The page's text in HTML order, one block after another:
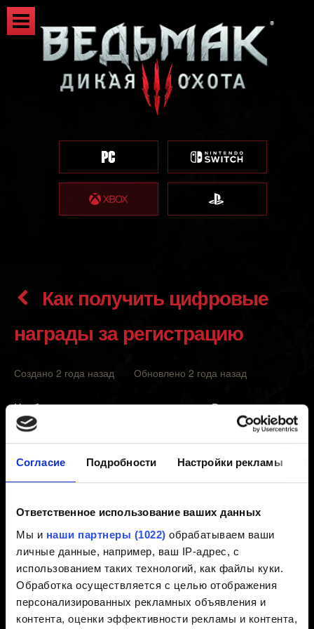
Согласие Подробности Настройки рекламы
Ответственное использование ваших данных
Мы и наши партнеры (1022) обрабатываем ваши
личные данные, например, ваш IP-адрес, с
использованием таких технологий, как файлы куки.
Обработка осуществляется с целью отображения
персонализированных рекламных объявления и
контента, оценки эффективности рекламы и контента,
Как получить цифровые
награды за регистрацию
Создано 2 года назад Обновлено 2 года назад
Чтобы получить доступ к комиксу по «Ведьмаку»,
выполните эти действия:
Перейдите по
ссылкеhttps://www.thewitcher.com/comicbook/
CDPR».
Выполните вход с помощью учётной записи
CD PROJEKT RED, которую вы использовали для
входа в REDlauncher или раздел «Мои награды».
Примечание:чтобы получить доступ к наградам, вам